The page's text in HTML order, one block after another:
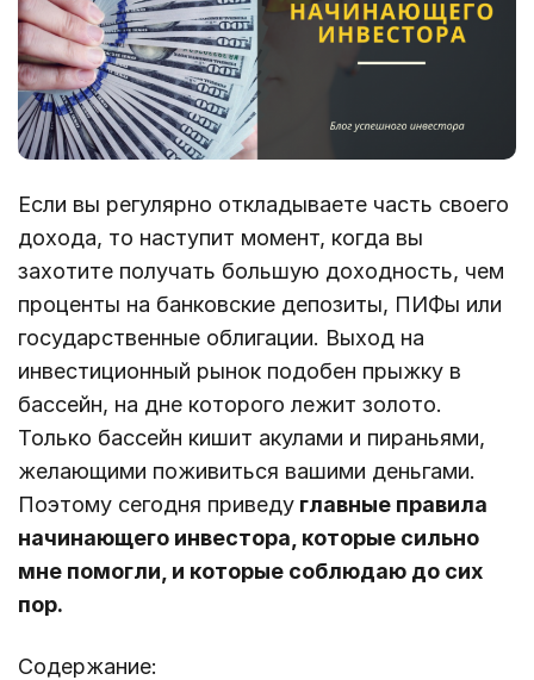
Если вы регулярно откладываете часть своего
дохода, то наступит момент, когда вы
захотите получать большую доходность, чем
проценты на банковские депозиты, ПИФы или
государственные облигации. Выход на
инвестиционный рынок подобен прыжку в
бассейн, на дне которого лежит золото.
Только бассейн кишит акулами и пираньями,
желающими поживиться вашими деньгами.
Поэтому сегодня приведу главные правила
начинающего инвестора, которые сильно
мне помогли, и которые соблюдаю до сих
пор.
Содержание: